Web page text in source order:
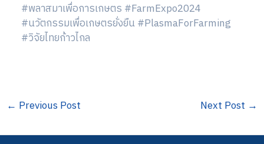
#พลาสมาเพื่อการเกษตร #FarmExpo2024
#นวัตกรรมเพื่อเกษตรยั่งยืน #PlasmaForFarming
#วิจัยไทยก้าวไกล
← Previous Post Next Post →